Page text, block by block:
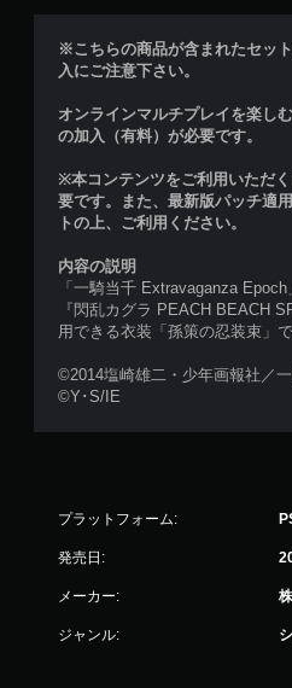
※こちらの商品が含まれたセッ
入にご注意下さい。
オンラインマルチプレイを楽
の加入（有料）が必要です。
※本コンテンツをご利用いただ
要です。また、最新版パッチ適
トの上、ご利用ください。
内容の説明
「一騎当千 Extravaganza
『閃乱カグラ PEACH BEACH
用できる衣装「孫策の忍装束」で
©2014塩崎雄二・少年画報社／
©Y･S/IE
プラットフォーム:
発売日:
メーカー:
ジャンル: